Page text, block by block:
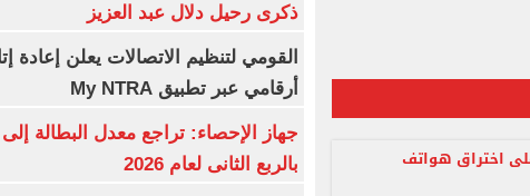
اختراق هواتف
ذكرى رحيل دلال عبد العزيز
القومي لتنظيم الاتصالات يعلن إعادة
أرقامي عبر تطبيق My NTRA
بالربع الثانى لعام 2026